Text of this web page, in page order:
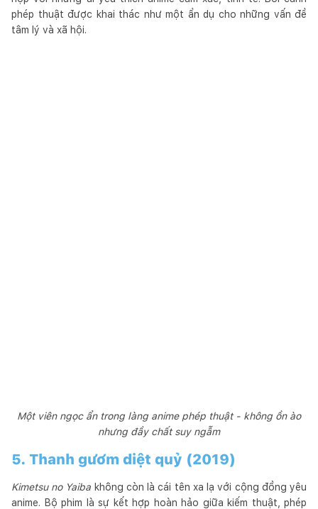
phép thuật được khai thác như một ẩn dụ cho những vấn đề
tâm lý và xã hội.
Một viên ngọc ẩn trong làng anime phép thuật - không ồn ào
nhưng đầy chất suy ngẫm
5. Thanh gươm diệt quỷ (2019)
Kimetsu no Yaiba không còn là cái tên xa lạ với cộng đồng yêu
anime. Bộ phim là sự kết hợp hoàn hảo giữa kiếm thuật, phép